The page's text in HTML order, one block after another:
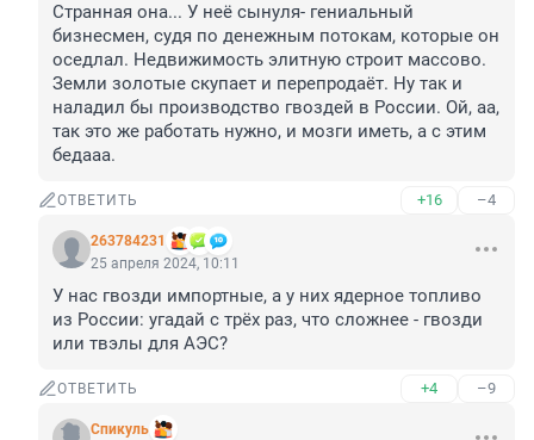
Странная она... У неё сынуля- гениальный
бизнесмен, судя по денежным потокам, которые он
оседлал. Недвижимость элитную строит массово.
Земли золотые скупает и перепродаёт. Ну так и
наладил бы производство гвоздей в России. Ой, аа,
так это же работать нужно, и мозги иметь, а с этим
бедааа.
ОТВЕТИТЬ +16 –4
263784231
25 апреля 2024, 10:11
У нас гвозди импортные, а у них ядерное топливо
из России: угадай с трëх раз, что сложнее - гвозди
или твэлы для АЭС?
ОТВЕТИТЬ +4 –9
Спикуль